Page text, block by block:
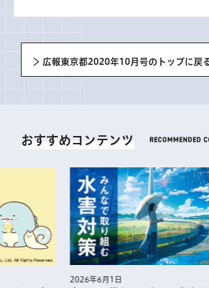
広報東京都2020年10月号のトップに戻
おすすめコンテンツ
2026年6月1日